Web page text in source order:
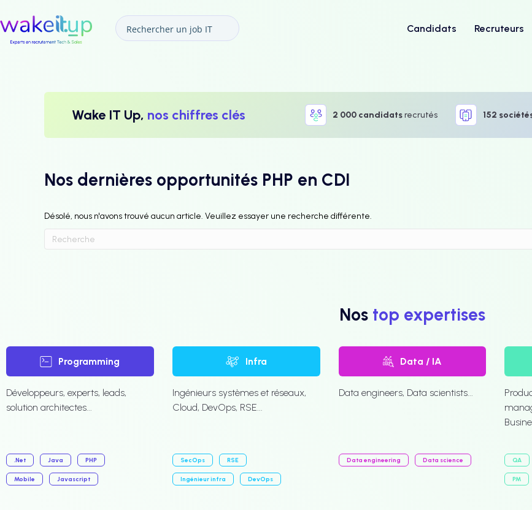
Candidats Recruteurs
Wake IT Up, nos chiffres clés 2 000 candidatsrecrutés 152
Nos dernières opportunités PHP en CDI
Désolé, nous n'avons trouvé aucun article. Veuillez essayer une recherche différente.
Nos top expertises
Programming
Développeurs, experts, leads,
solution architectes...
.Net Java PHP
Mobile Javascript
Infra
Ingénieurs systèmes et réseaux,
Cloud, DevOps, RSE...
SecOps RSE
Ingénieur infra DevOps
Data / IA
Data engineers, Data scientists...
Data engineering Data science QA
PM